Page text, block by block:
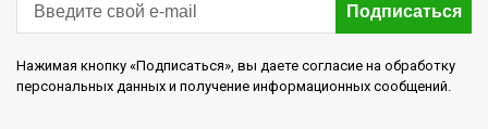
Подписаться
Нажимая кнопку «Подписаться», вы даете согласие на обработку
персональных данных и получение информационных сообщений.